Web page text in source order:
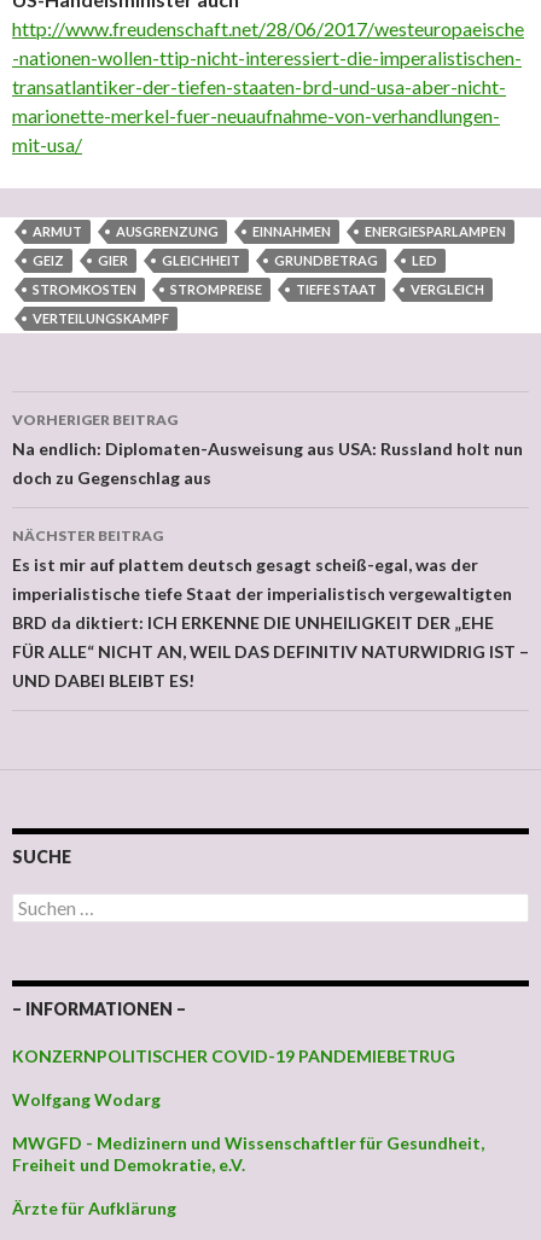
http://www.freudenschaft.net/28/06/2017/westeuropaeische
-nationen-wollen-ttip-nicht-interessiert-die-imperalistischen-
transatlantiker-der-tiefen-staaten-brd-und-usa-aber-nicht-
marionette-merkel-fuer-neuaufnahme-von-verhandlungen-
mit-usa/
ARMUT AUSGRENZUNG EINNAHMEN
ENERGIESPARLAMPEN
GEIZ
GIER GLEICHHEIT GRUNDBETRAG
LED
STROMKOSTEN
STROMPREISE TIEFE STAAT
VERGLEICH
VERTEILUNGSKAMPF
Beitragsnavigation
VORHERIGER BEITRAG
Na endlich: Diplomaten-Ausweisung aus USA: Russland holt nun
doch zu Gegenschlag aus
NÄCHSTER BEITRAG
Es ist mir auf plattem deutsch gesagt scheiß-egal, was der
imperialistische tiefe Staat der imperialistisch vergewaltigten
BRD da diktiert: ICH ERKENNE DIE UNHEILIGKEIT DER „EHE
FÜR ALLE“ NICHT AN, WEIL DAS DEFINITIV NATURWIDRIG IST –
UND DABEI BLEIBT ES!
SUCHE
Suchen nach:
– INFORMATIONEN –
KONZERNPOLITISCHER COVID-19 PANDEMIEBETRUG
Wolfgang Wodarg
MWGFD - Medizinern und Wissenschaftler für Gesundheit,
Freiheit und Demokratie, e.V.
Ärzte für Aufklärung